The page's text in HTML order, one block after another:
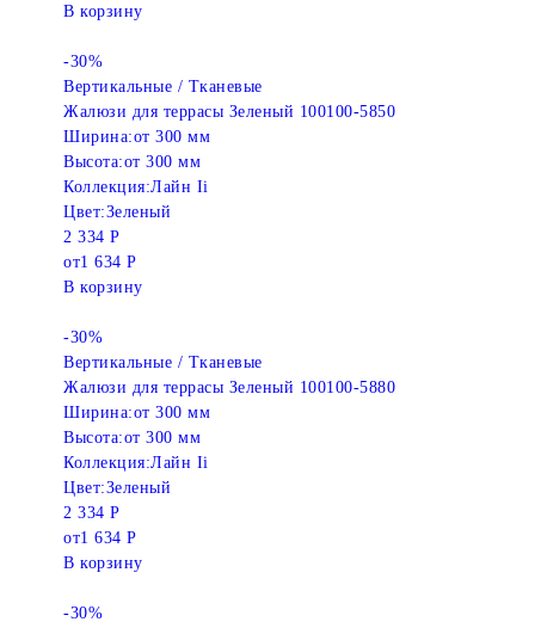
В корзину
-30%
Вертикальные / Тканевые
Жалюзи для террасы Зеленый 100100-5850
Ширина:от 300 мм
Высота:от 300 мм
Коллекция:Лайн Ii
Цвет:Зеленый
2 334 Р
от1 634 Р
В корзину
-30%
Вертикальные / Тканевые
Жалюзи для террасы Зеленый 100100-5880
Ширина:от 300 мм
Высота:от 300 мм
Коллекция:Лайн Ii
Цвет:Зеленый
2 334 Р
от1 634 Р
В корзину
-30%